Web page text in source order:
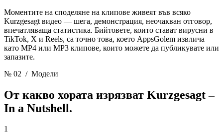
Моментите на споделяне на клипове живеят във всяко
Kurzgesagt видео — шега, демонстрация, неочакван отговор,
впечатляваща статистика. Бийтовете, които стават вирусни в
TikTok, X и Reels, са точно това, което AppsGolem извлича
като MP4 или MP3 клипове, които можете да публикувате или
запазите.
№ 02 / Модели
От какво хората изрязват Kurzgesagt –
In a Nutshell.
1